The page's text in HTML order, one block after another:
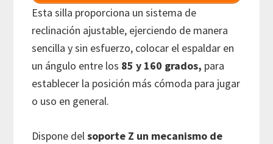
Esta silla proporciona un sistema de
reclinación ajustable, ejerciendo de manera
sencilla y sin esfuerzo, colocar el espaldar en
un ángulo entre los 85 y 160 grados, para
establecer la posición más cómoda para jugar
o uso en general.
Dispone delsoporte Z un mecanismo de